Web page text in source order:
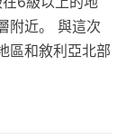
附近。 與這次
區和敘利亞北部